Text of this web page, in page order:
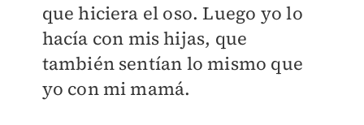
que hiciera el oso. Luego yo lo
hacía con mis hijas, que
también sentían lo mismo que
yo con mi mamá.